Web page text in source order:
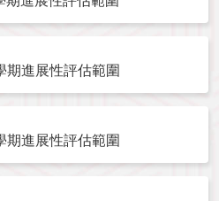
期進展性評估範圍
期進展性評估範圍